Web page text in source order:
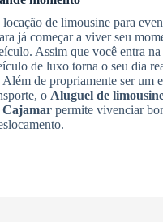
de limousine para
já começar a viver seu
Assim que você entra
de luxo torna o seu dia
de propriamente ser um
o Aluguel de
Cajamar permite vivenciar